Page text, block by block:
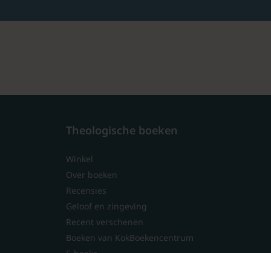
Theologische boeken
Winkel
Over boeken
Recensies
Geloof en zingeving
Recent verschenen
Boeken van KokBoekencentrum